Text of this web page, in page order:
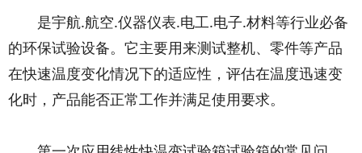
是宇航.航空.仪器仪表.电工.电子.材料等行业必备
的环保试验设备。它主要用来测试整机、零件等产品
在快速温度变化情况下的适应性，评估在温度迅速变
化时，产品能否正常工作并满足使用要求。